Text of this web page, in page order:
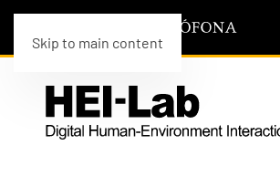
Skip to main content